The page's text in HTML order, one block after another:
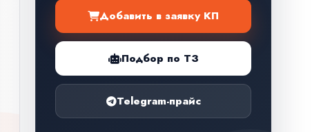
Добавить в заявку КП
Подбор по ТЗ
Telegram-прайс